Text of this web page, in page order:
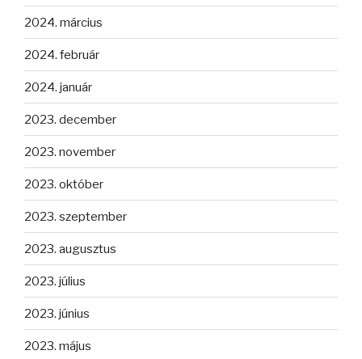
2024. március
2024. február
2024. január
2023. december
2023. november
2023. október
2023. szeptember
2023. augusztus
2023. július
2023. június
2023. május